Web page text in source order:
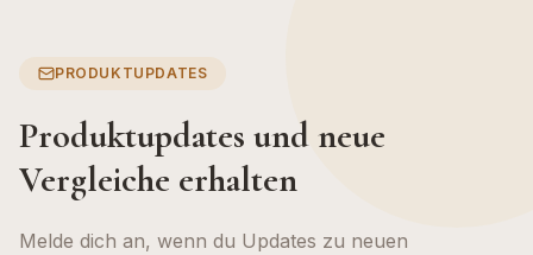
PRODUKTUPDATES
Produktupdates und neue
Vergleiche erhalten
Melde dich an, wenn du Updates zu neuen